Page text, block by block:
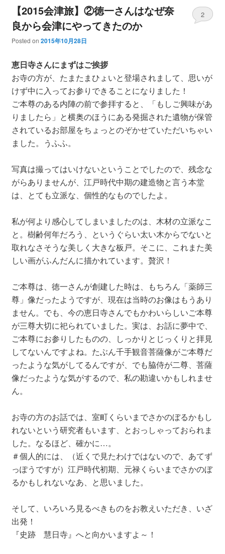
【2015会津旅】②徳一さんはなぜ奈
良から会津にやってきたのか
Posted on 2015年10月28日
2
恵日寺さんにまずはご挨拶
お寺の方が、たまたまひょいと登場されまして、思いが
けず中に入ってお参りできることになりました！
ご本尊のある内陣の前で参拝すると、「もしご興味があ
りましたら」と横奥のほうにある発掘された遺物が保管
されているお部屋をちょっとのぞかせていただいちゃい
ました。うふふ。
写真は撮ってはいけないということでしたので、残念な
がらありませんが、江戸時代中期の建造物と言う本堂
は、とても立派な、個性的なものでしたよ。
私が何より感心してしまいましたのは、木材の立派なこ
と。樹齢何年だろう、というぐらい太い木からでないと
取れなさそうな美しく大きな板戸。そこに、これまた美
しい画がふんだんに描かれています。贅沢！
ご本尊は、徳一さんが創建した時は、もちろん「薬師三
尊」像だったようですが、現在は当時のお像はもうあり
ません。でも、今の恵日寺さんでもかわいらしいご本尊
が三尊大切に祀られていました。実は、お話に夢中で、
ご本尊にお参りしたものの、しっかりとじっくりと拝見
してないんですよね。たぶん千手観音菩薩像がご本尊だ
ったような気がしてるんですが、でも脇侍が二尊、菩薩
像だったような気がするので、私の勘違いかもしれませ
ん。
お寺の方のお話では、室町くらいまでさかのぼるかもし
れないという研究者もいます、とおっしゃっておられま
した。なるほど、確かに…。
＃個人的には、（近くで見たわけではないので、あてず
っぽうですが）江戸時代初期、元禄くらいまでさかのぼ
るかもしれないなあ、と思いました。
そして、いろいろ見るべきものをお教えいただき、いざ
出発！
『史跡 慧日寺』へと向かいますよ～！